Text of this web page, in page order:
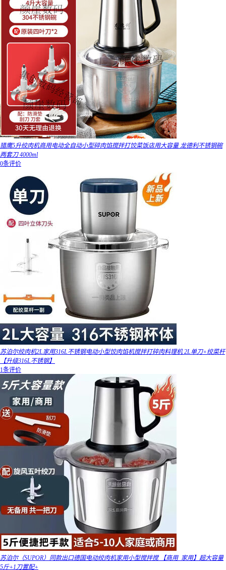
猎鹰5升绞肉机商用电动全自动小型碎肉馅搅拌打饺菜饭店用大容量 龙德利不锈钢碗
两套刀 4000ml
0条评价
苏泊尔绞肉机2L家用316L不锈钢电动小型饺肉馅机搅拌打碎肉料理机 2L单刀+绞菜杆
【升级316L不锈钢】
1条评价
苏泊尔（SUPOR）同款出口德国电动绞肉机家用小型搅拌搅 【商用_家用】超大容量
5斤+1刀置配+